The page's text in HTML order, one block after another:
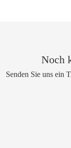
Noch
Senden Sie uns ein